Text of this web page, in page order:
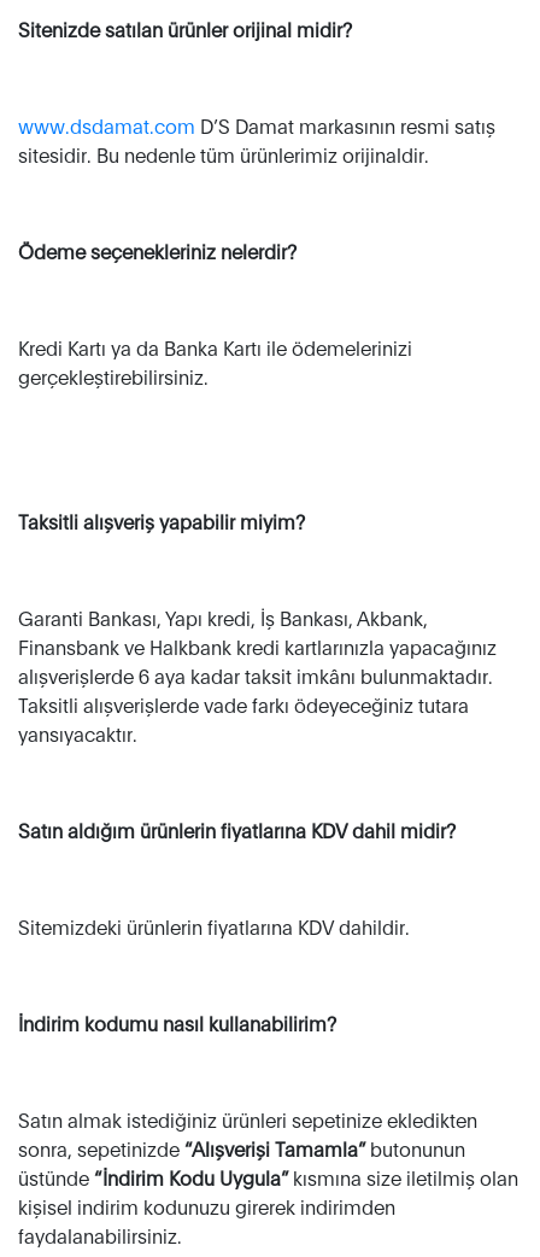
Sitenizde satılan ürünler orijinal midir?
www.dsdamat.com D’S Damat markasının resmi satış
sitesidir. Bu nedenle tüm ürünlerimiz orijinaldir.
Ödeme seçenekleriniz nelerdir?
Kredi Kartı ya da Banka Kartı ile ödemelerinizi
gerçekleştirebilirsiniz.
Taksitli alışveriş yapabilir miyim?
Garanti Bankası, Yapı kredi, İş Bankası, Akbank,
Finansbank ve Halkbank kredi kartlarınızla yapacağınız
alışverişlerde 6 aya kadar taksit imkânı bulunmaktadır.
Taksitli alışverişlerde vade farkı ödeyeceğiniz tutara
yansıyacaktır.
Satın aldığım ürünlerin fiyatlarına KDV dahil midir?
Sitemizdeki ürünlerin fiyatlarına KDV dahildir.
İndirim kodumu nasıl kullanabilirim?
Satın almak istediğiniz ürünleri sepetinize ekledikten
sonra, sepetinizde“Alışverişi Tamamla”butonunun
üstünde“İndirim Kodu Uygula”kısmına size iletilmiş olan
kişisel indirim kodunuzu girerek indirimden
faydalanabilirsiniz.